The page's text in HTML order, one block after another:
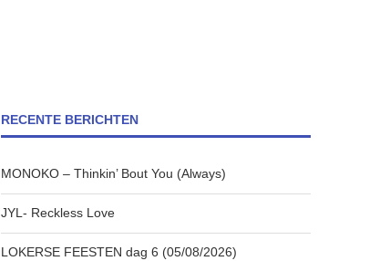
RECENTE BERICHTEN
MONOKO – Thinkin’ Bout You (Always)
JYL- Reckless Love
LOKERSE FEESTEN dag 6 (05/08/2026)